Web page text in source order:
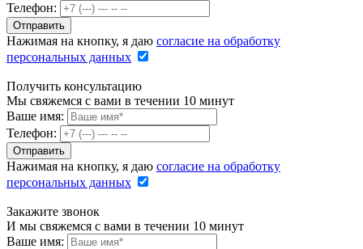
Телефон:
Нажимая на кнопку, я даю согласие на обработку
персональных данных
Получить консультацию
Мы свяжемся с вами в течении 10 минут
Ваше имя:
Телефон:
Нажимая на кнопку, я даю согласие на обработку
персональных данных
Закажите звонок
И мы свяжемся с вами в течении 10 минут
Ваше имя: